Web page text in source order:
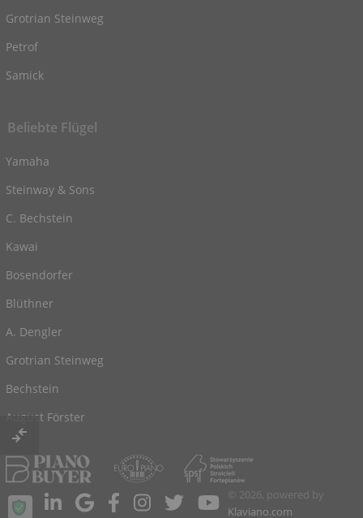
Grotrian Steinweg
Petrof
Samick
Beliebte Flügel
Yamaha
Steinway & Sons
C. Bechstein
Kawai
Bosendorfer
Blüthner
A. Dengler
Grotrian Steinweg
Bechstein
August Förster
© 2026, powered by
Klaviano.com